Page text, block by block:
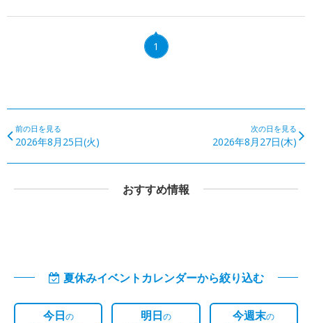
1
前の日を見る
2026年8月25日(火)
次の日を見る
2026年8月27日(木)
おすすめ情報
夏休みイベントカレンダーから絞り込む
今日の
明日の
今週末の